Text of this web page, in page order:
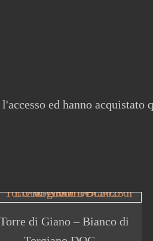
ed hanno acquistato
Torre di Giano – Bianco di